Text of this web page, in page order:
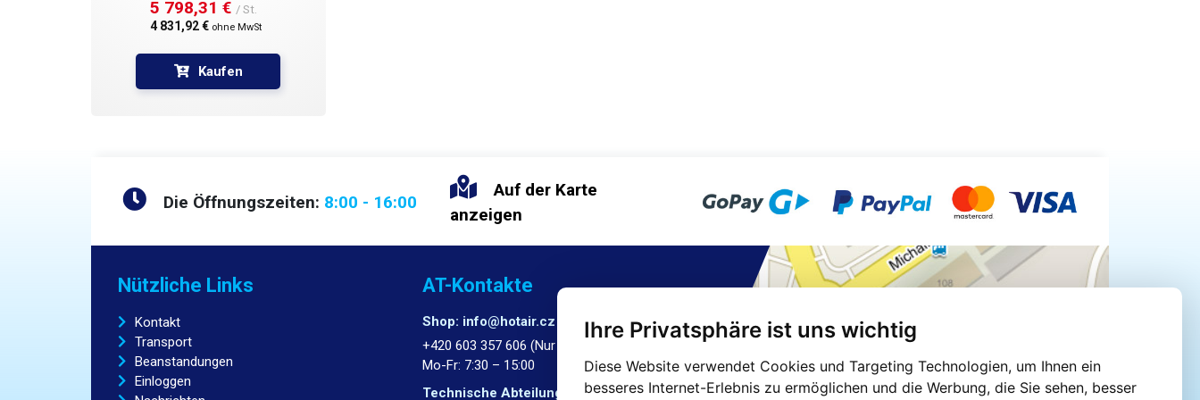
Ihre Privatsphäre ist uns wichtig
Diese Website verwendet Cookies und Targeting Technologien, um Ihnen ein
besseres Internet-Erlebnis zu ermöglichen und die Werbung, die Sie sehen, besser
5 798,31 € / St.
4 831,92 € ohne MwSt
Kaufen
Die Öffnungszeiten: 8:00 - 16:00
Auf der Karte
anzeigen
Nützliche Links
Kontakt
Transport
Beanstandungen
Einloggen
AT-Kontakte
Shop: info@hotair.cz
+420 603 357 606 (Nur Englisch)
Mo-Fr: 7:30 – 15:00
Technische Abteilung: